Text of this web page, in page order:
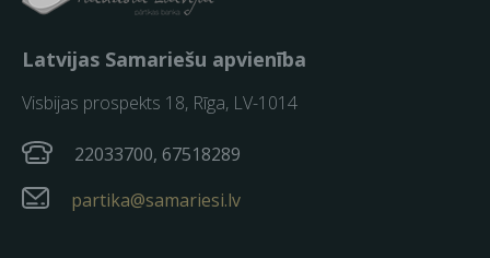
Latvijas Samariešu apvienība
Visbijas prospekts 18, Rīga, LV-1014
22033700, 67518289
partika@samariesi.lv